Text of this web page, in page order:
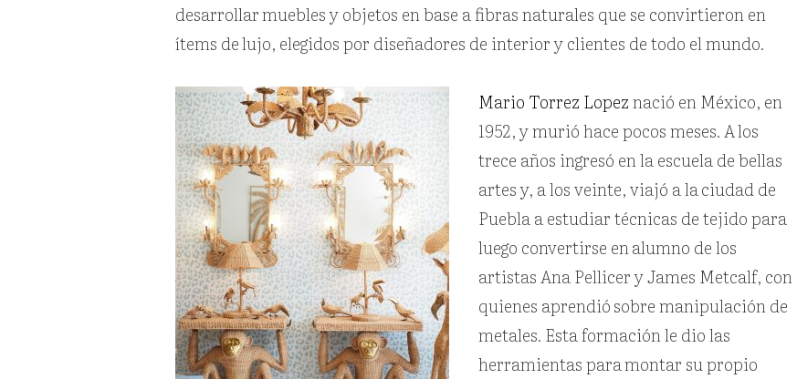
desarrollarmuebles y objetos en base a fibras naturales que se convirtieron en
ítems delujo, elegidos por diseñadores de interior y clientes de todo el mundo.
Mario Torrez Lopeznació en México, en
1952, y murió hace pocos meses. Alos
trece años ingresó en la escuela de bellas
artes y, a los veinte, viajó a laciudad de
Puebla a estudiar técnicas de tejido para
luego convertirse enalumno de los
artistas Ana Pellicer y James Metcalf, con
quienes aprendiósobre manipulación de
metales. Esta formación le dio las
herramientas paramontar su propio